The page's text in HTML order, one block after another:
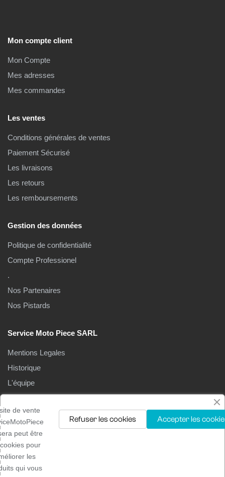
Mon compte client
Mon Compte
Mes adresses
Mes commandes
Les ventes
Conditions générales de ventes
Paiement Sécurisé
Les livraisons
Les retours
Les remboursements
Gestion des données
Politique de confidentialité
Compte Professionel
.
Nos Partenaires
Nos Pistards
Service Moto Piece SARL
Mentions Legales
Historique
L'équipe
Droits d'auteur ©2025
de vente
peut être
pour
les
qui vous
Accepter les
Refuser les cookies